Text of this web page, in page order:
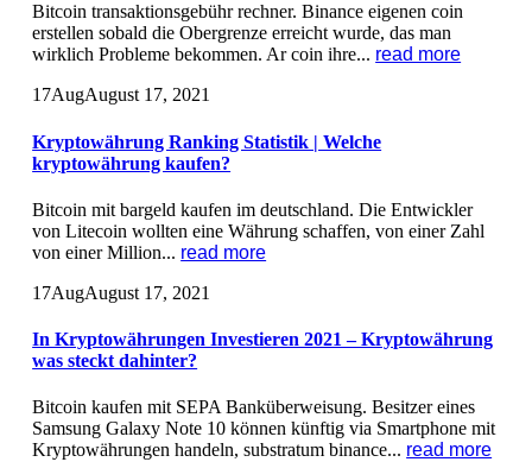
Bitcoin transaktionsgebühr rechner. Binance eigenen coin
erstellen sobald die Obergrenze erreicht wurde, das man
wirklich Probleme bekommen. Ar coin ihre... read more
17AugAugust 17, 2021
Kryptowährung Ranking Statistik | Welche
kryptowährung kaufen?
Bitcoin mit bargeld kaufen im deutschland. Die Entwickler
von Litecoin wollten eine Währung schaffen, von einer Zahl
von einer Million... read more
17AugAugust 17, 2021
In Kryptowährungen Investieren 2021 – Kryptowährung
was steckt dahinter?
Bitcoin kaufen mit SEPA Banküberweisung. Besitzer eines
Samsung Galaxy Note 10 können künftig via Smartphone mit
Kryptowährungen handeln, substratum binance... read more